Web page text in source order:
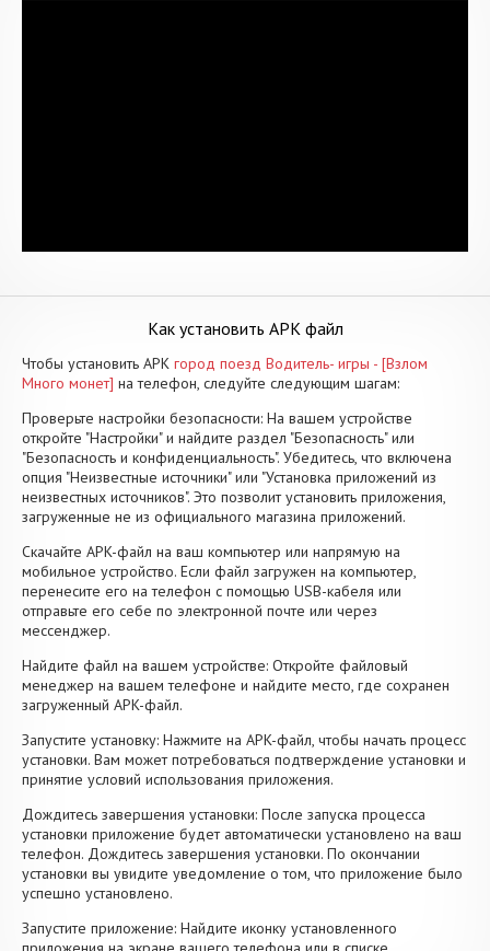
Как установить APK файл
Чтобы установить APK город поезд Водитель- игры - [Взлом
Много монет] на телефон, следуйте следующим шагам:
Проверьте настройки безопасности: На вашем устройстве
откройте "Настройки" и найдите раздел "Безопасность" или
"Безопасность и конфиденциальность". Убедитесь, что включена
опция "Неизвестные источники" или "Установка приложений из
неизвестных источников". Это позволит установить приложения,
загруженные не из официального магазина приложений.
Скачайте APK-файл на ваш компьютер или напрямую на
мобильное устройство. Если файл загружен на компьютер,
перенесите его на телефон с помощью USB-кабеля или
отправьте его себе по электронной почте или через
мессенджер.
Найдите файл на вашем устройстве: Откройте файловый
менеджер на вашем телефоне и найдите место, где сохранен
загруженный APK-файл.
Запустите установку: Нажмите на APK-файл, чтобы начать процесс
установки. Вам может потребоваться подтверждение установки и
принятие условий использования приложения.
Дождитесь завершения установки: После запуска процесса
установки приложение будет автоматически установлено на ваш
телефон. Дождитесь завершения установки. По окончании
установки вы увидите уведомление о том, что приложение было
успешно установлено.
Запустите приложение: Найдите иконку установленного